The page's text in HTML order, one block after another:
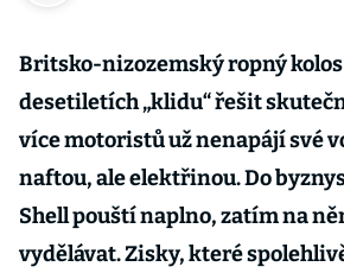
Britsko-nizozemský ropný
desetiletích „klidu“ řešit
více motoristů už nenapájí své
naftou, ale elektřinou. Do
Shell pouští naplno, zatím na
vydělávat. Zisky, které